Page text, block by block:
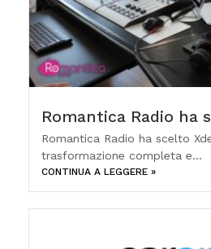
Romantica Radio ha
Romantica Radio ha scelto
trasformazione completa e...
CONTINUA A LEGGERE »